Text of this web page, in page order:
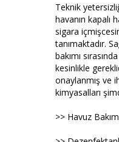
Teknik
havanın kapalı
sigara
tanımaktadır.
bakımı
kesinlikle
onaylanmış ve
kimyasalları
>> Havuz